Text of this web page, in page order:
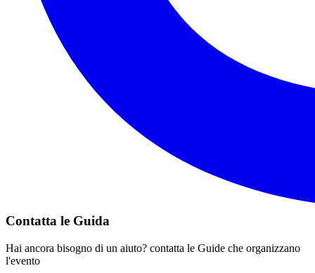
Contatta le Guida
Hai ancora bisogno di un aiuto? contatta le Guide che organizzano
l'evento